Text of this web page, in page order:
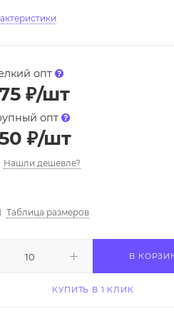
опт
₽/шт
опт
₽/шт
Нашли дешевле?
Таблица размеров
В
КУПИТЬ В 1 КЛИК